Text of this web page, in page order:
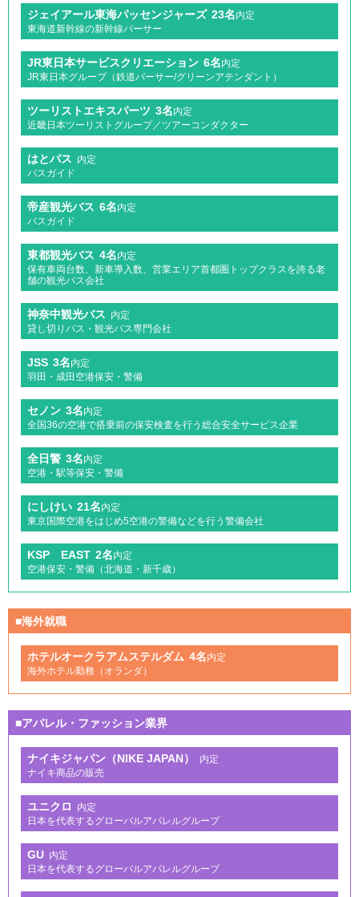
ジェイアール東海パッセンジャーズ 23名内定
東海道新幹線の新幹線パーサー
JR東日本サービスクリエーション 6名内定
JR東日本グループ（鉄道パーサー/グリーンアテンダント）
ツーリストエキスパーツ 3名内定
近畿日本ツーリストグループ／ツアーコンダクター
はとバス 内定
バスガイド
帝産観光バス 6名内定
バスガイド
東都観光バス 4名内定
保有車両台数、新車導入数、営業エリア首都圏トップクラスを誇る老
舗の観光バス会社
神奈中観光バス 内定
貸し切りバス・観光バス専門会社
JSS 3名内定
羽田・成田空港保安・警備
セノン 3名内定
全国36の空港で搭乗前の保安検査を行う総合安全サービス企業
全日警 3名内定
空港・駅等保安・警備
にしけい 21名内定
東京国際空港をはじめ5空港の警備などを行う警備会社
KSP EAST 2名内定
空港保安・警備（北海道・新千歳）
■海外就職
ホテルオークラアムステルダム 4名内定
海外ホテル勤務（オランダ）
■アパレル・ファッション業界
ナイキジャパン（NIKE JAPAN）
内定
ナイキ商品の販売
ユニクロ
内定
日本を代表するグローバルアパレルグループ
GU 内定
日本を代表するグローバルアパレルグループ